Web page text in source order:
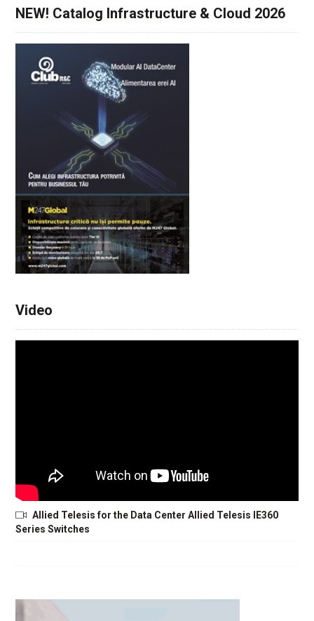
NEW! Catalog Infrastructure & Cloud 2026
Video
Allied Telesis for the Data Center Allied Telesis IE360
Series Switches